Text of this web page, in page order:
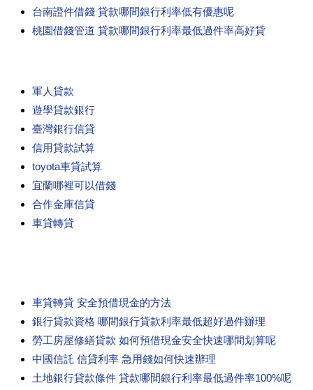
台南證件借錢 貸款哪間銀行利率低有優惠呢
桃園借錢管道 貸款哪間銀行利率最低過件率高好貸
軍人貸款
遊學貸款銀行
臺灣銀行信貸
信用貸款試算
toyota車貸試算
宜蘭哪裡可以借錢
合作金庫信貸
車貸轉貸
車貸轉貸 安全預借現金的方法
銀行貸款資格 哪間銀行貸款利率最低超好過件辦理
勞工房屋修繕貸款 如何預借現金安全快速哪間划算呢
中國信託 信貸利率 急用錢如何快速辦理
土地銀行貸款條件 貸款哪間銀行利率最低過件率100%呢